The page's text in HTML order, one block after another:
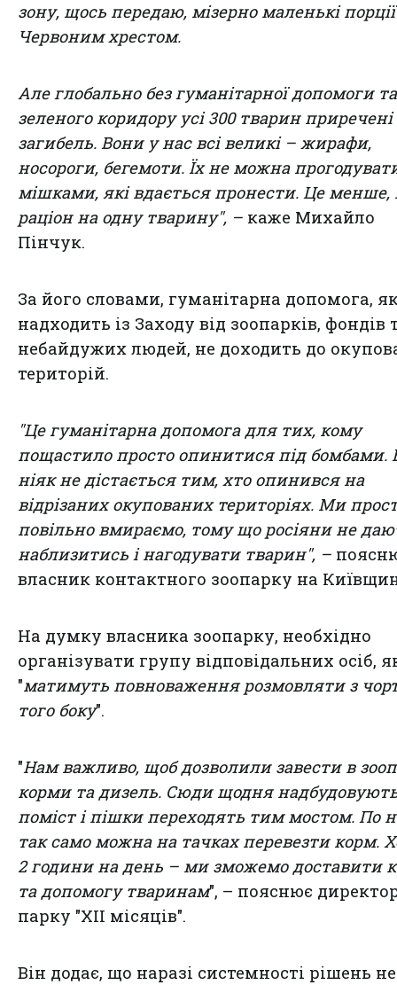
зону, щось передаю, мізерно маленькі
Червоним хрестом.
Але глобально без гуманітарної допомоги та
зеленого коридору усі 300 тварин
загибель. Вони у нас всі великі – жирафи,
носороги, бегемоти. Їх не можна
мішками, які вдається пронести. Це менше,
раціон на одну тварину", – каже Михайло
Пінчук.
За його словами, гуманітарна допомога,
надходить із Заходу від зоопарків, фондів
небайдужих людей, не доходить до
територій.
"Це гуманітарна допомога для тих, кому
пощастило просто опинитися під бомбами.
ніяк не дістається тим, хто опинився на
відрізаних окупованих територіях. Ми
повільно вмираємо, тому що росіяни не
наблизитись і нагодувати тварин", –
власник контактного зоопарку на
На думку власника зоопарку, необхідно
організувати групу відповідальних осіб,
"матимуть повноваження розмовляти з
того боку".
"Нам важливо, щоб дозволили завести в
корми та дизель. Сюди щодня
поміст і пішки переходять тим мостом. По
так само можна на тачках перевезти корм.
2 години на день – ми зможемо доставити
та допомогу тваринам", – пояснює
парку "XII місяців".
Він додає, що наразі системності рішень